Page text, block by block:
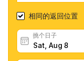
相同的返回位置
挑个日子